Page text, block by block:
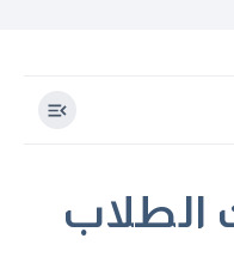
الطلاب